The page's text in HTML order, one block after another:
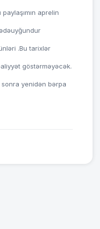
aprelin
.Bu tarixlər
göstərməyəcək.
yenidən bərpa